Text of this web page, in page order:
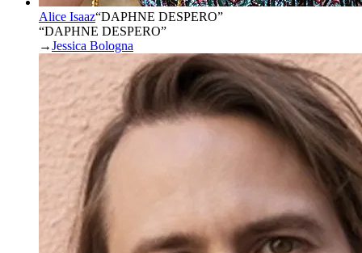
Alice Isaaz“DAPHNE DESPERO”
“DAPHNE DESPERO”
→Jessica Bologna